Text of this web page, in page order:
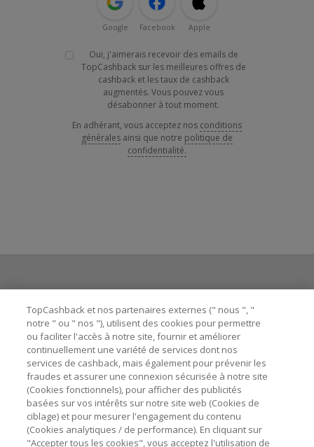
Google Facebook Apple
Oui, j'aimerais recevoir des emails de
TopCashback sur les meilleures offres de
cashback et les taux de cashback
augmentés. Vous pouvez vous
désabonner à tout moment.
En adhérant, vous acceptez nos conditions
générales ainsi que notre politique de
confidentialité.
Besoin d'aide ?
Astuces pour économiser
A propos de
Contactez-nous
TopCashback et nos partenaires externes (" nous ", "
notre " ou " nos "), utilisent des cookies pour permettre
ou faciliter l'accès à notre site, fournir et améliorer
continuellement une variété de services dont nos
services de cashback, mais également pour prévenir les
fraudes et assurer une connexion sécurisée à notre site
(Cookies fonctionnels), pour afficher des publicités
basées sur vos intérêts sur notre site web (Cookies de
ciblage) et pour mesurer l'engagement du contenu
(Cookies analytiques / de performance). En cliquant sur
"Accepter tous les cookies", vous acceptez l'utilisation de